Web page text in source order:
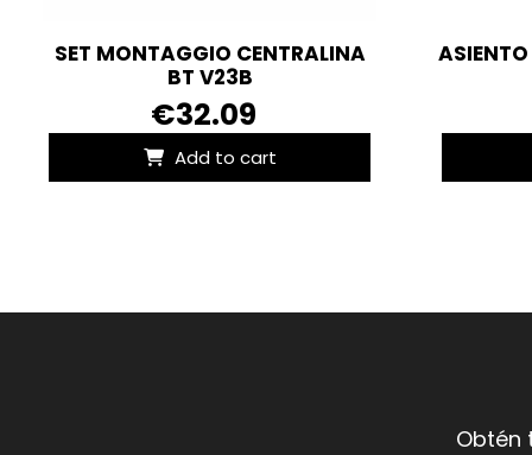
SET MONTAGGIO CENTRALINA
BT V23B
€32.09
Add to cart
Obtén